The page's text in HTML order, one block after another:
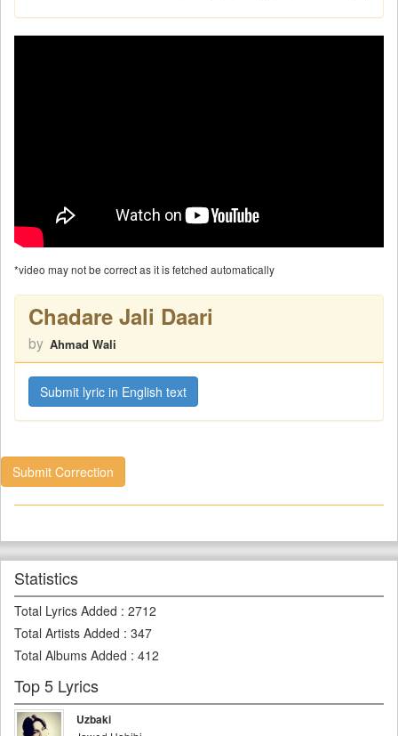
*video may not be correct as it is fetched automatically
Chadare Jali Daari
by Ahmad Wali
Submit lyric in English text
Submit Correction
Statistics
Total Lyrics Added : 2712
Total Artists Added : 347
Total Albums Added : 412
Top 5 Lyrics
Uzbaki